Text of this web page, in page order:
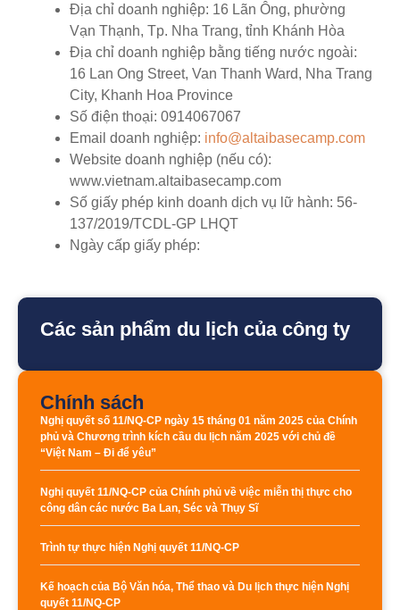
Địa chỉ doanh nghiệp: 16 Lãn Ông, phường
Vạn Thạnh, Tp. Nha Trang, tỉnh Khánh Hòa
Địa chỉ doanh nghiệp bằng tiếng nước ngoài:
16 Lan Ong Street, Van Thanh Ward, Nha Trang
City, Khanh Hoa Province
Số điện thoại: 0914067067
Email doanh nghiệp: info@altaibasecamp.com
Website doanh nghiệp (nếu có):
www.vietnam.altaibasecamp.com
Số giấy phép kinh doanh dịch vụ lữ hành: 56-
137/2019/TCDL-GP LHQT
Ngày cấp giấy phép:
Các sản phẩm du lịch của công ty
Chính sách
Nghị quyết số 11/NQ-CP ngày 15 tháng 01 năm 2025 của Chính
phủ và Chương trình kích cầu du lịch năm 2025 với chủ đề
“Việt Nam – Đi để yêu”
Nghị quyết 11/NQ-CP của Chính phủ về việc miễn thị thực cho
công dân các nước Ba Lan, Séc và Thụy Sĩ
Trình tự thực hiện Nghị quyết 11/NQ-CP
Kế hoạch của Bộ Văn hóa, Thể thao và Du lịch thực hiện Nghị
quyết 11/NQ-CP